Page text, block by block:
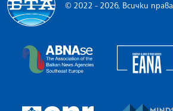
© 2022 - 2026, Всички права
The Assocoation of